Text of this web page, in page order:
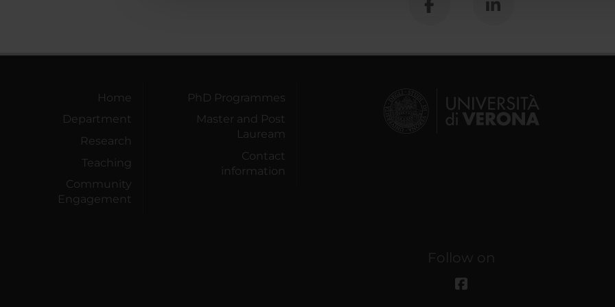
Home
Department
Research
Teaching
Community
Engagement
PhD Programmes
Master and Post
Lauream
Contact
information
Follow on